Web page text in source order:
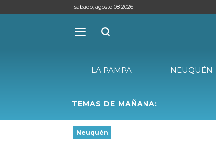
sabado, agosto 08 2026
LA PAMPA NEUQUÉN
TEMAS DE MAÑANA:
Neuquén